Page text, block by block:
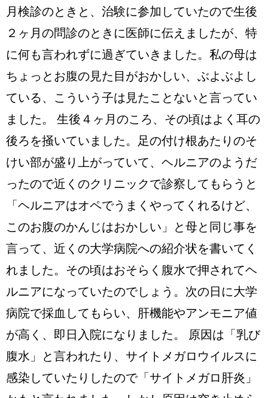
月検診のときと、治験に参加していたので生後
２ヶ月の問診のときに医師に伝えましたが、特
に何も言われずに過ぎていきました。私の母は
ちょっとお腹の見た目がおかしい、ぶよぶよし
ている、こういう子は見たことないと言ってい
ました。 生後４ヶ月のころ、その頃はよく耳の
後ろを掻いていました。足の付け根あたりのそ
けい部が盛り上がっていて、ヘルニアのようだ
ったので近くのクリニックで診察してもらうと
「ヘルニアはオペでうまくやってくれるけど、
このお腹のかんじはおかしい」と母と同じ事を
言って、近くの大学病院への紹介状を書いてく
れました。その頃はおそらく腹水で押されてヘ
ルニアになっていたのでしょう。次の日に大学
病院で採血してもらい、肝機能やアンモニア値
が高く、即日入院になりました。 原因は「乳び
腹水」と言われたり、サイトメガロウイルスに
感染していたりしたので「サイトメガロ肝炎」